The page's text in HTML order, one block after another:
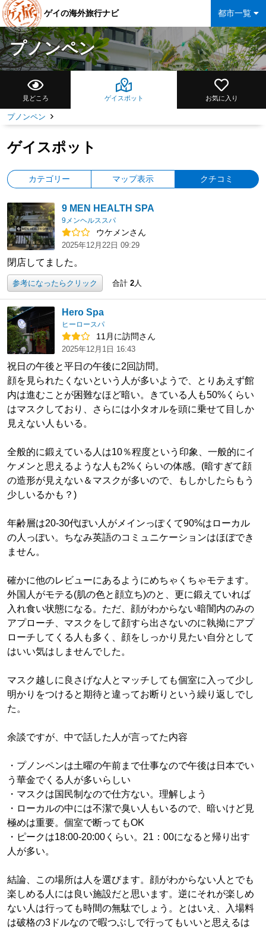
都市一覧
ゲイの海外旅行ナビ
プノンペン
見どころ ゲイスポット お気に入り
プノンペン
ゲイスポット
カテゴリー マップ表示 クチコミ
9 MEN HEALTH SPA
9メンヘルススパ
ウケメンさん
2025年12月22日 09:29
閉店してました。
参考になったらクリック 合計 2人
Hero Spa
ヒーロースパ
11月に訪問さん
2025年12月1日 16:43
祝日の午後と平日の午後に2回訪問。
顔を見られたくないという人が多いようで、とりあえず館
内は進むことが困難なほど暗い。きている人も50%くらい
はマスクしており、さらには小タオルを頭に乗せて目しか
見えない人もいる。
全般的に鍛えている人は10％程度という印象、一般的にイ
ケメンと思えるような人も2%くらいの体感。(暗すぎて顔
の造形が見えない＆マスクが多いので、もしかしたらもう
少しいるかも？)
年齢層は20-30代ぽい人がメインっぽくて90%はローカル
の人っぽい。ちなみ英語のコミュニケーションはほぼでき
ません。
確かに他のレビューにあるようにめちゃくちゃモテます。
外国人がモテる(肌の色と顔立ち)のと、更に鍛えていれば
入れ食い状態になる。ただ、顔がわからない暗闇内のみの
アプローチ、マスクをして顔すら出さないのに執拗にアプ
ローチしてくる人も多く、顔をしっかり見たい自分として
はいい気はしませんでした。
マスク越しに良さげな人とマッチしても個室に入って少し
明かりをつけると期待と違ってお断りという繰り返しでし
た。
余談ですが、中で話した人が言ってた内容
・プノンペンは土曜の午前まで仕事なので午後は日本でい
う華金でくる人が多いらしい
・マスクは国民制なので仕方ない。理解しよう
・ローカルの中には不潔で臭い人もいるので、暗いけど見
極めは重要。個室で断ってもOK
・ピークは18:00-20:00くらい。21：00になると帰り出す
人が多い。
結論、この場所は人を選びます。顔がわからない人とでも
楽しめる人には良い施設だと思います。逆にそれが楽しめ
ない人は行っても時間の無駄でしょう。とはいえ、入場料
は破格の3ドルなので暇つぶしで行ってもいいと思えるは